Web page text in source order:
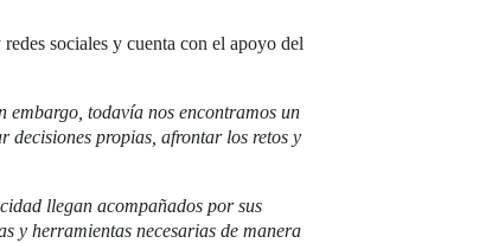
sociales y cuenta con el apoyo del
embargo, todavía nos encontramos un
decisiones propias, afrontar los retos y
llegan acompañados por sus
y herramientas necesarias de manera